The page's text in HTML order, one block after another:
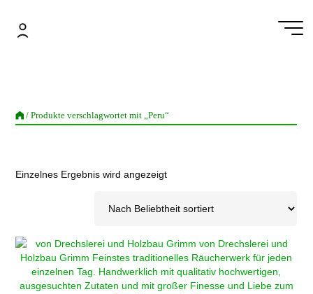
springen
/ Produkte verschlagwortet mit „Peru“
Einzelnes Ergebnis wird angezeigt